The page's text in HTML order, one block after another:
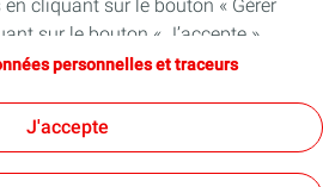
cliquant sur le bouton « Gérer
sur le bouton « J’accepte »,
l’ensemble des cookies. Dans le
au bon fonctionnement du site
d’informations, vous pouvez
de données personnelles et
personnelles et traceurs
J'accepte